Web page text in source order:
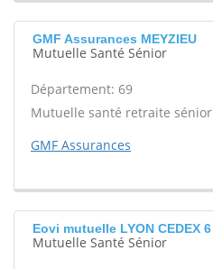
GMF Assurances MEYZIEU
Mutuelle Santé Sénior
Département: 69
Mutuelle santé retraite sénior
GMF Assurances
Eovi mutuelle LYON CEDEX 6
Mutuelle Santé Sénior